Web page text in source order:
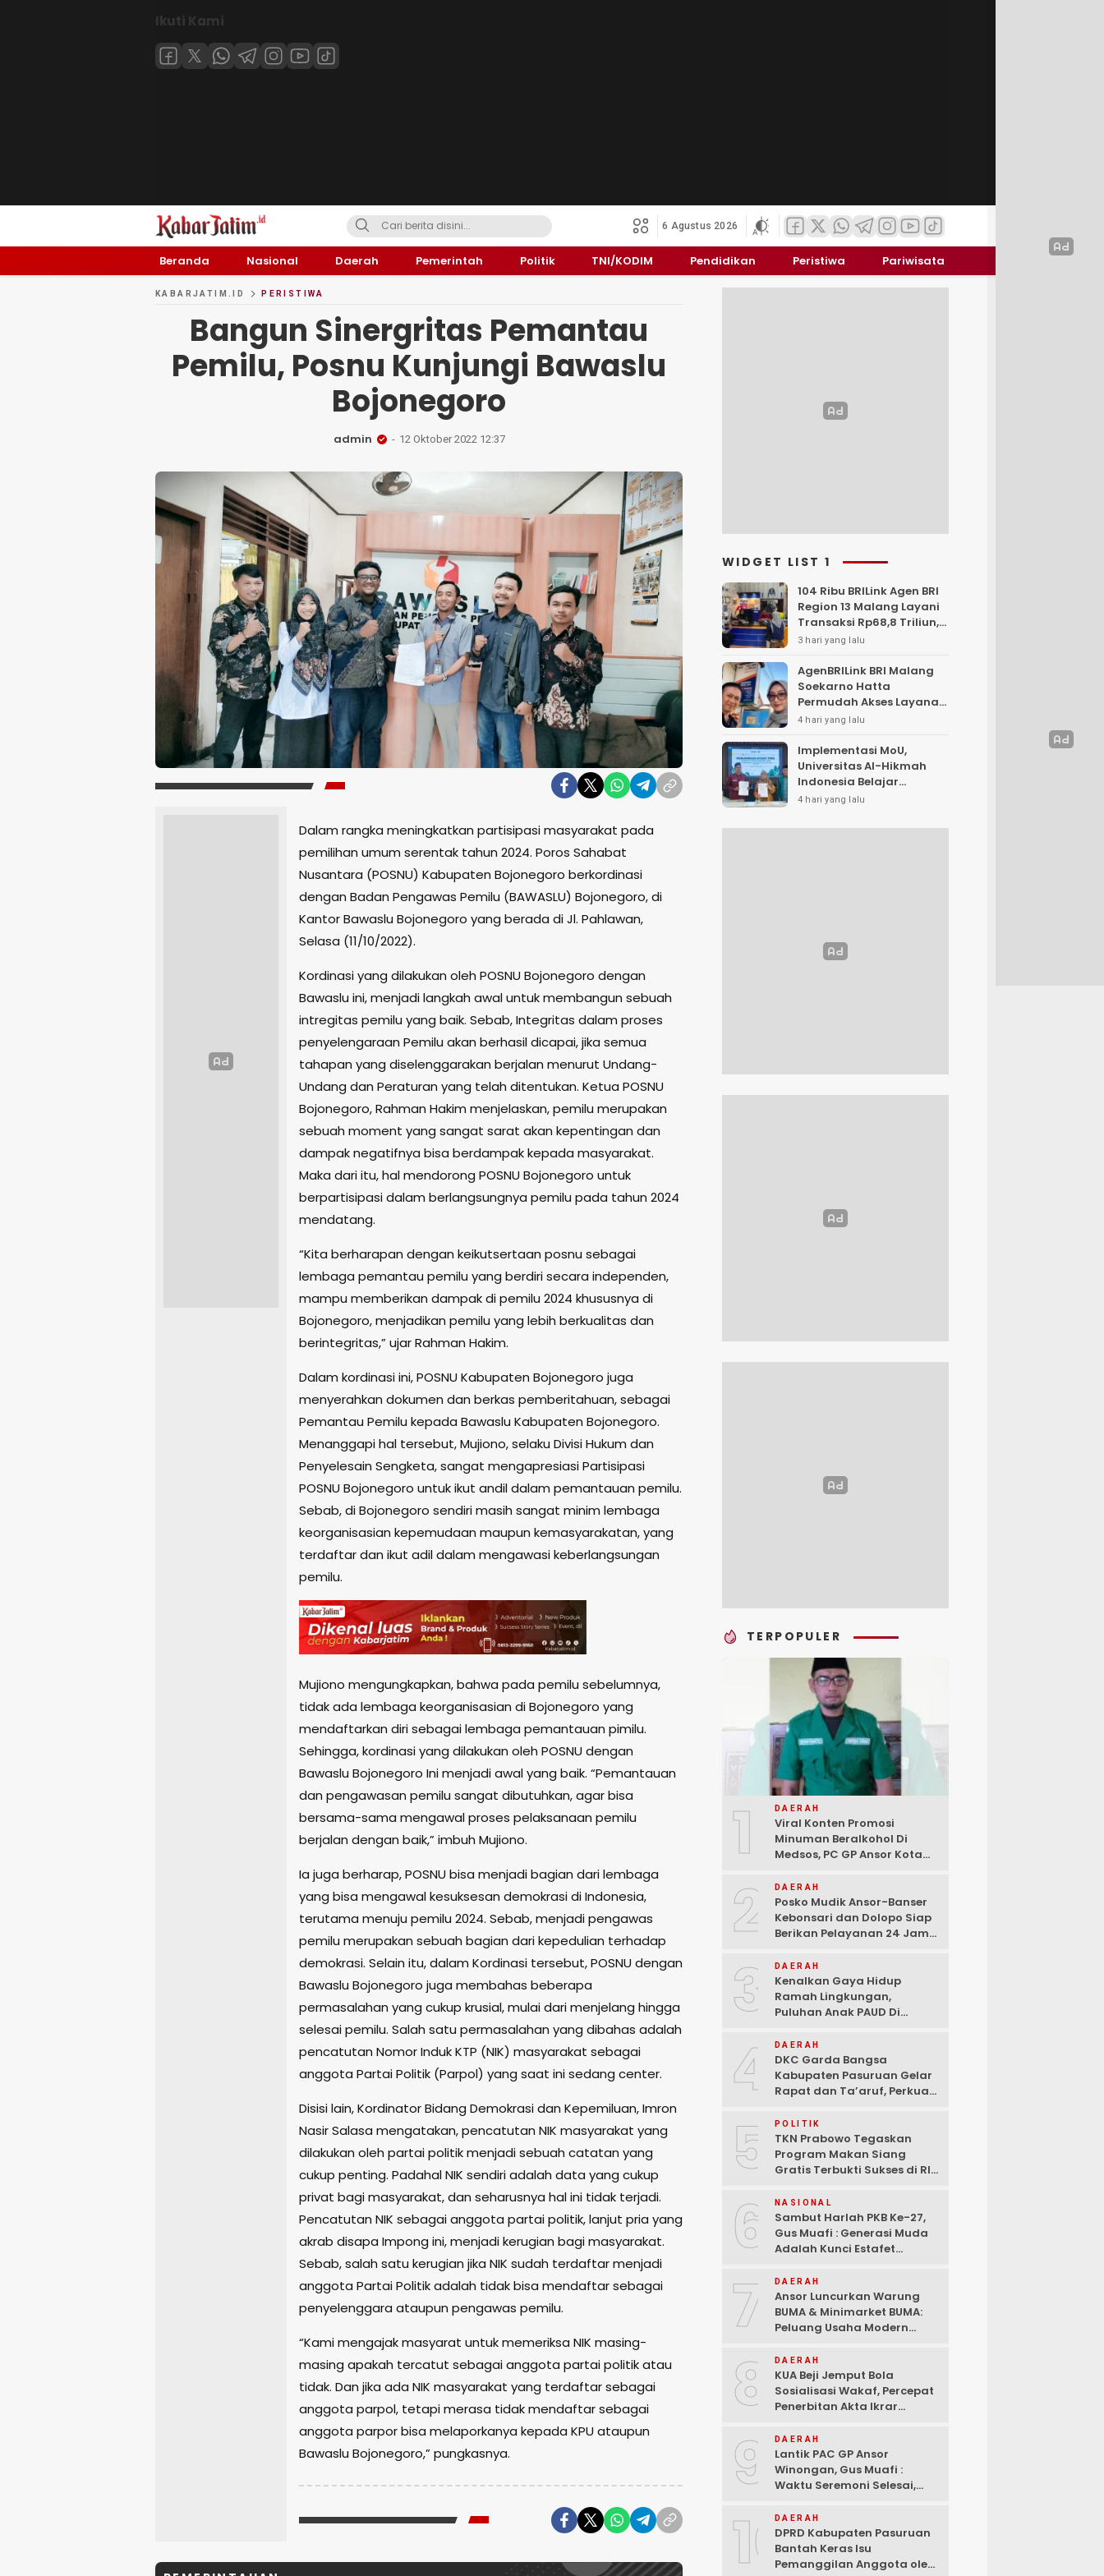
Ikuti Kami
KABARJATIM.id
Kabar Jawa timuran
6 Agustus 2026
Beranda Nasional Daerah Pemerintah Politik TNI/KODIM Pendidikan Peristiwa Pariwisata
KABARJATIM.ID PERISTIWA
Bangun Sinergritas Pemantau
Pemilu, Posnu Kunjungi Bawaslu
Bojonegoro
admin 12 Oktober 2022 12:37
Dalam rangka meningkatkan partisipasi masyarakat pada
pemilihan umum serentak tahun 2024. Poros Sahabat
Nusantara (POSNU) Kabupaten Bojonegoro berkordinasi
dengan Badan Pengawas Pemilu (BAWASLU) Bojonegoro, di
Kantor Bawaslu Bojonegoro yang berada di Jl. Pahlawan,
Selasa (11/10/2022).
Kordinasi yang dilakukan oleh POSNU Bojonegoro dengan
Bawaslu ini, menjadi langkah awal untuk membangun sebuah
intregitas pemilu yang baik. Sebab, Integritas dalam proses
penyelengaraan Pemilu akan berhasil dicapai, jika semua
tahapan yang diselenggarakan berjalan menurut Undang-
Undang dan Peraturan yang telah ditentukan. Ketua POSNU
Bojonegoro, Rahman Hakim menjelaskan, pemilu merupakan
sebuah moment yang sangat sarat akan kepentingan dan
dampak negatifnya bisa berdampak kepada masyarakat.
Maka dari itu, hal mendorong POSNU Bojonegoro untuk
berpartisipasi dalam berlangsungnya pemilu pada tahun 2024
mendatang.
“Kita berharapan dengan keikutsertaan posnu sebagai
lembaga pemantau pemilu yang berdiri secara independen,
mampu memberikan dampak di pemilu 2024 khususnya di
Bojonegoro, menjadikan pemilu yang lebih berkualitas dan
berintegritas,” ujar Rahman Hakim.
Dalam kordinasi ini, POSNU Kabupaten Bojonegoro juga
menyerahkan dokumen dan berkas pemberitahuan, sebagai
Pemantau Pemilu kepada Bawaslu Kabupaten Bojonegoro.
Menanggapi hal tersebut, Mujiono, selaku Divisi Hukum dan
Penyelesain Sengketa, sangat mengapresiasi Partisipasi
POSNU Bojonegoro untuk ikut andil dalam pemantauan pemilu.
Sebab, di Bojonegoro sendiri masih sangat minim lembaga
keorganisasian kepemudaan maupun kemasyarakatan, yang
terdaftar dan ikut adil dalam mengawasi keberlangsungan
pemilu.
Mujiono mengungkapkan, bahwa pada pemilu sebelumnya,
tidak ada lembaga keorganisasian di Bojonegoro yang
mendaftarkan diri sebagai lembaga pemantauan pimilu.
Sehingga, kordinasi yang dilakukan oleh POSNU dengan
Bawaslu Bojonegoro Ini menjadi awal yang baik. “Pemantauan
dan pengawasan pemilu sangat dibutuhkan, agar bisa
bersama-sama mengawal proses pelaksanaan pemilu
berjalan dengan baik,” imbuh Mujiono.
Ia juga berharap, POSNU bisa menjadi bagian dari lembaga
yang bisa mengawal kesuksesan demokrasi di Indonesia,
terutama menuju pemilu 2024. Sebab, menjadi pengawas
pemilu merupakan sebuah bagian dari kepedulian terhadap
demokrasi. Selain itu, dalam Kordinasi tersebut, POSNU dengan
Bawaslu Bojonegoro juga membahas beberapa
permasalahan yang cukup krusial, mulai dari menjelang hingga
selesai pemilu. Salah satu permasalahan yang dibahas adalah
pencatutan Nomor Induk KTP (NIK) masyarakat sebagai
anggota Partai Politik (Parpol) yang saat ini sedang center.
Disisi lain, Kordinator Bidang Demokrasi dan Kepemiluan, Imron
Nasir Salasa mengatakan, pencatutan NIK masyarakat yang
dilakukan oleh partai politik menjadi sebuah catatan yang
cukup penting. Padahal NIK sendiri adalah data yang cukup
privat bagi masyarakat, dan seharusnya hal ini tidak terjadi.
Pencatutan NIK sebagai anggota partai politik, lanjut pria yang
akrab disapa Impong ini, menjadi kerugian bagi masyarakat.
Sebab, salah satu kerugian jika NIK sudah terdaftar menjadi
anggota Partai Politik adalah tidak bisa mendaftar sebagai
penyelenggara ataupun pengawas pemilu.
“Kami mengajak masyarat untuk memeriksa NIK masing-
masing apakah tercatut sebagai anggota partai politik atau
tidak. Dan jika ada NIK masyarakat yang terdaftar sebagai
anggota parpol, tetapi merasa tidak mendaftar sebagai
anggota parpor bisa melaporkanya kepada KPU ataupun
Bawaslu Bojonegoro,” pungkasnya.
WIDGET LIST 1
104 Ribu BRILink Agen BRI
Region 13 Malang Layani
Transaksi Rp68,8 Triliun,
Perkuat Akses Keuangan
3 hari yang lalu
AgenBRILink BRI Malang
Soekarno Hatta
Permudah Akses Layanan
Keuangan Masyarakat
4 hari yang lalu
Implementasi MoU,
Universitas Al-Hikmah
Indonesia Belajar
Strategi Kemandirian
Pesantren Sunan Drajat
4 hari yang lalu
TERPOPULER
1 DAERAH
Viral Konten Promosi
Minuman Beralkohol Di
Medsos, PC GP Ansor Kota
Kota Dan Aparat Bertindak
Tegas!
2 DAERAH
Posko Mudik Ansor-Banser
Kebonsari dan Dolopo Siap
Berikan Pelayanan 24 Jam
3 DAERAH
Kenalkan Gaya Hidup
Ramah Lingkungan,
Puluhan Anak PAUD Di
Sampah
4 DAERAH
DKC Garda Bangsa
Kabupaten Pasuruan Gelar
Rapat dan Ta’aruf, Perkuat
Teknologi Dan Ekonomi
Kreatif
5 POLITIK
TKN Prabowo Tegaskan
Program Makan Siang
Gratis Terbukti Sukses di RI-
6 NASIONAL
Sambut Harlah PKB Ke-27,
Gus Muafi : Generasi Muda
Adalah Kunci Estafet
Kebangkitan
7 DAERAH
Ansor Luncurkan Warung
BUMA & Minimarket BUMA:
Peluang Usaha Modern
dan Bank Mandiri
8 DAERAH
KUA Beji Jemput Bola
Sosialisasi Wakaf, Percepat
Penerbitan Akta Ikrar
9 DAERAH
Lantik PAC GP Ansor
Winongan, Gus Muafi :
Waktu Seremoni Selesai,
10DAERAH
DPRD Kabupaten Pasuruan
Bantah Keras Isu
Pemanggilan Anggota oleh